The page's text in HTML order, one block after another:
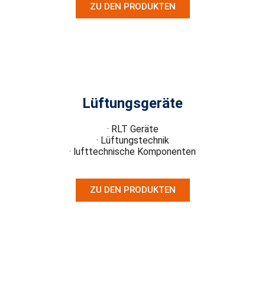
ZU DEN PRODUKTEN
Lüftungsgeräte
· RLT Geräte
· Lüftungstechnik
· lufttechnische Komponenten
ZU DEN PRODUKTEN